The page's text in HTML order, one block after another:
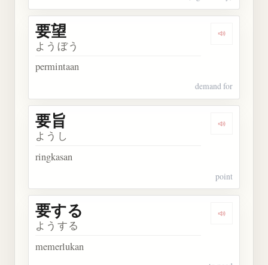
Dengarkan
要望
ようぼう
permintaan
demand for
Dengarkan
要旨
ようし
ringkasan
point
Dengarkan
要する
ようする
memerlukan